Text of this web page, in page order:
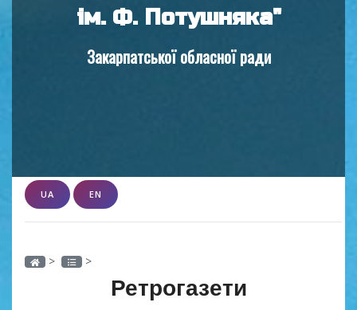
ім. Ф. Потушняка"
Закарпатської обласної ради
UA EN
> >
Ретрогазети